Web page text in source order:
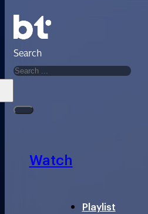
Search
Watch
Playlist